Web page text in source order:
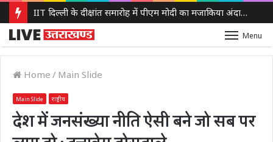
IIT दिल्ली के दीक्षांत समारोह में पीएम मोदी का मजाकिया अंदाज, बोले – ‘मैं बाबा बागेश्वर नहीं हूं, लेकिन मन में कुछ तो चल रहा होगा’
Menu
Home / Main Slide
Main Slide राष्ट्रीय
देश में जनसंख्या नीति ऐसी बने जो सब पर